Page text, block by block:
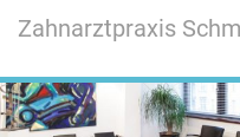
Zahnarztpraxis